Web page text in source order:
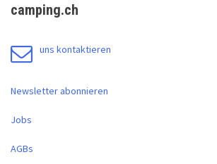
camping.ch
uns kontaktieren
Newsletter abonnieren
Jobs
AGBs